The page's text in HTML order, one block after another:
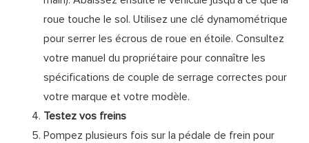
roue touche le sol. Utilisez une clé dynamométrique
pour serrer les écrous de roue en étoile. Consultez
votre manuel du propriétaire pour connaître les
spécifications de couple de serrage correctes pour
votre marque et votre modèle.
Testez vos freins
Pompez plusieurs fois sur la pédale de frein pour